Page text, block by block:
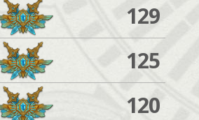
129
125
120